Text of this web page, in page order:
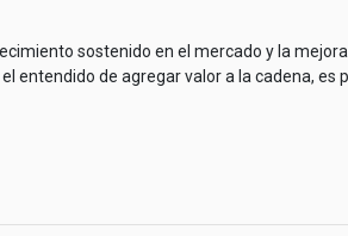
sostenido en el mercado y la
entendido de agregar valor a la cadena,